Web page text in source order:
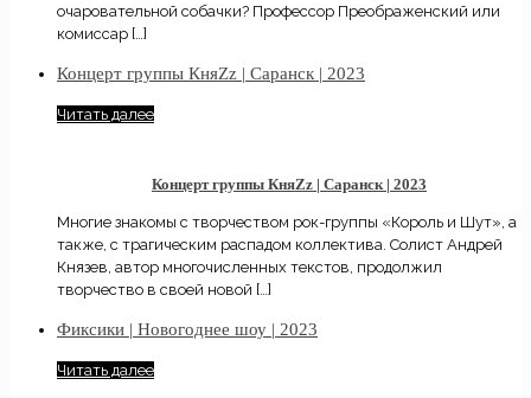
очаровательной собачки? Профессор Преображенский или
комиссар […]
Концерт группы КняZz | Саранск | 2023
Читать далее
Концерт группы КняZz | Саранск | 2023
Многие знакомы с творчеством рок-группы «Король и Шут», а
также, с трагическим распадом коллектива. Солист Андрей
Князев, автор многочисленных текстов, продолжил
творчество в своей новой […]
Фиксики | Новогоднее шоу | 2023
Читать далее